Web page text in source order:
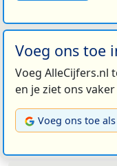
Voeg ons toe
Voeg AlleCijfers.nl
en je ziet ons
Voeg ons toe